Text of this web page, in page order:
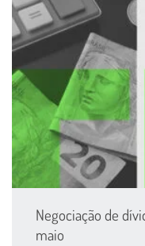
Negociação de
maio